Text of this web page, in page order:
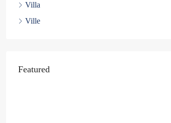
Villa
Ville
Featured